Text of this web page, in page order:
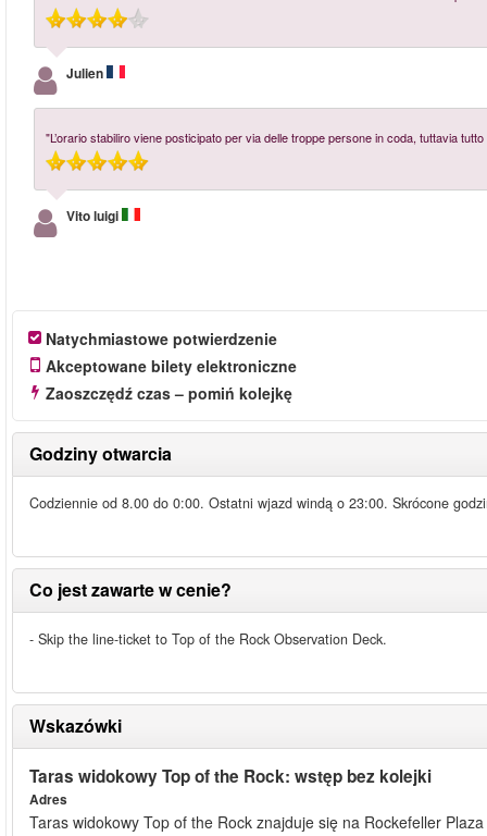
Julien
"L’orario stabiliro viene posticipato per via delle troppe persone in coda, tuttavia
Vito luigi
Natychmiastowe potwierdzenie
Akceptowane bilety elektroniczne
Zaoszczędź czas – pomiń kolejkę
Godziny otwarcia
Codziennie od 8.00 do 0:00. Ostatni wjazd windą o 23:00. Skrócone
Co jest zawarte w cenie?
- Skip the line-ticket to Top of the Rock Observation Deck.
Wskazówki
Taras widokowy Top of the Rock: wstęp bez kolejki
Adres
Taras widokowy Top of the Rock znajduje się na Rockefeller